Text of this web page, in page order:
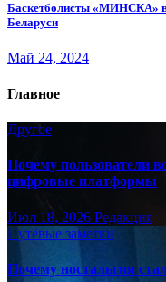
Баскетболисты «МИНСКА» в
Беларуси
Май 24, 2024
Главное
Другое
Почему пользователи
цифровые платформы
Июл 18, 2026 Редакция
Путёвые заметки
Почему ностальгия